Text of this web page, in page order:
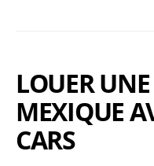
LOUER
MEXIQUE
CARS